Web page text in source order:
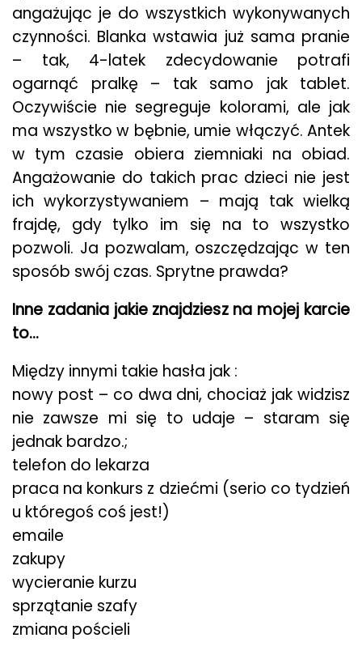
angażując je do wszystkich wykonywanych
czynności. Blanka wstawia już sama pranie
– tak, 4-latek zdecydowanie potrafi
ogarnąć pralkę – tak samo jak tablet.
Oczywiście nie segreguje kolorami, ale jak
ma wszystko w bębnie, umie włączyć. Antek
w tym czasie obiera ziemniaki na obiad.
Angażowanie do takich prac dzieci nie jest
ich wykorzystywaniem – mają tak wielką
frajdę, gdy tylko im się na to wszystko
pozwoli. Ja pozwalam, oszczędzając w ten
sposób swój czas. Sprytne prawda?
Inne zadania jakie znajdziesz na mojej karcie
to…
Między innymi takie hasła jak :
nowy post – co dwa dni, chociaż jak widzisz
nie zawsze mi się to udaje – staram się
jednak bardzo.;
telefon do lekarza
praca na konkurs z dziećmi (serio co tydzień
u któregoś coś jest!)
emaile
zakupy
wycieranie kurzu
sprzątanie szafy
zmiana pościeli